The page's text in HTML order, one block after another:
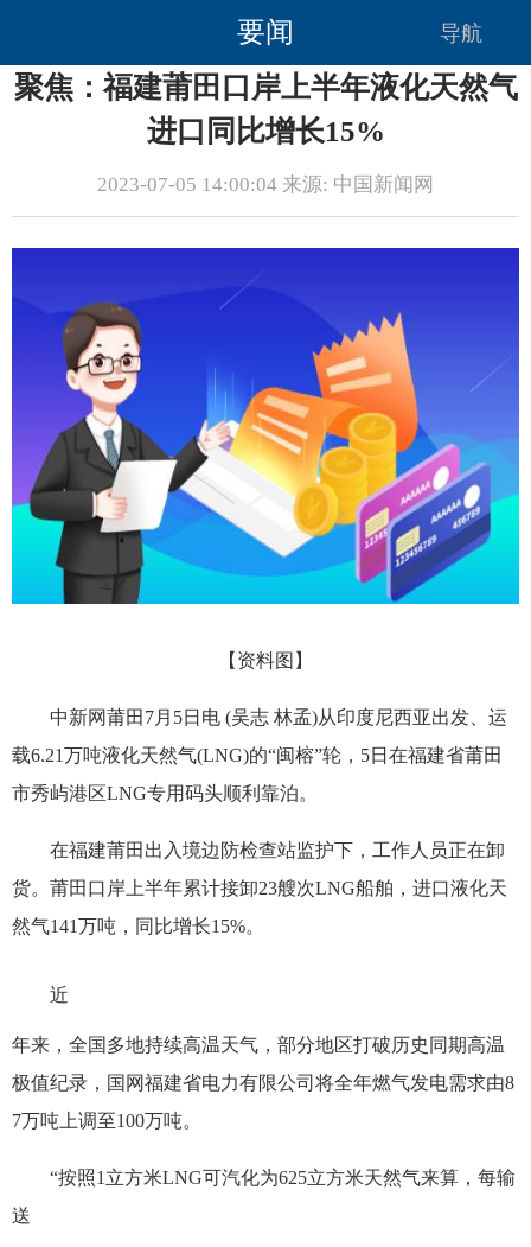
要闻 导航
聚焦：福建莆田口岸上半年液化天然气
进口同比增长15%
2023-07-05 14:00:04 来源: 中国新闻网
【资料图】
中新网莆田7月5日电 (吴志 林孟)从印度尼西亚出发、运
载6.21万吨液化天然气(LNG)的“闽榕”轮，5日在福建省莆田
市秀屿港区LNG专用码头顺利靠泊。
在福建莆田出入境边防检查站监护下，工作人员正在卸
货。莆田口岸上半年累计接卸23艘次LNG船舶，进口液化天
然气141万吨，同比增长15%。
近
年来，全国多地持续高温天气，部分地区打破历史同期高温
极值纪录，国网福建省电力有限公司将全年燃气发电需求由8
7万吨上调至100万吨。
“按照1立方米LNG可汽化为625立方米天然气来算，每输
送